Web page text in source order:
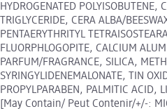
HYDROGENATED POLYISOBUTENE,
TRIGLYCERIDE, CERA ALBA/
PENTAERYTHRITYL
FLUORPHLOGOPITE, CALCIUM
PARFUM/FRAGRANCE, SILICA,
SYRINGYLIDENEMALONATE, TIN
PROPYLPARABEN, PALMITIC ACID,
[May Contain/ Peut Contenir/+/-: